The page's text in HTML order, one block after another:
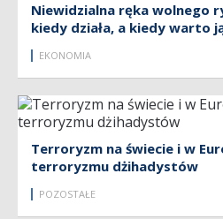
Niewidzialna ręka wolnego
kiedy działa, a kiedy warto
EKONOMIA
Terroryzm na świecie i w
terroryzmu dżihadystów
POZOSTAŁE